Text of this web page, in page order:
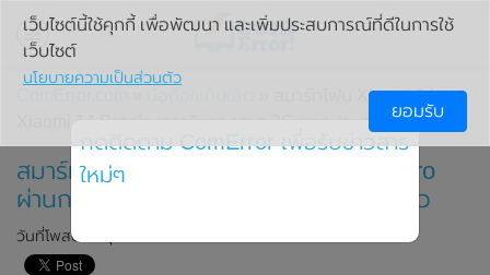
» สมาร์ทโฟน Xiaomi 14 และ
Xiaomi 14 Pro ผ่านการรับรองจาก 3C ของประเทศจีนแล้ว
สมาร์ทโฟน Xiaomi 14 และ Xiaomi 14 Pro
ผ่านการรับรองจาก 3C ของประเทศจีนแล้ว
วันที่โพสต์: 6 ตุลาคม 2023
เว็บไซต์นี้ใช้คุกกี้ เพื่อพัฒนา และเพิ่มประสบการณ์ที่ดีในการใช้
เว็บไซต์
นโยบายความเป็นส่วนตัว
ยอมรับ
กดติดตาม ComError เพื่อรับข่าวสาร
ใหม่ๆ